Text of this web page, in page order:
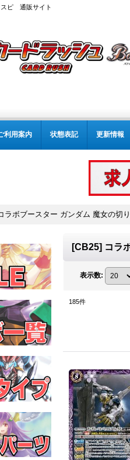
スピ 通販サイト
利用案内 状態表記 更新情報
ラボブースター ガンダム 魔女の切
[CB25] コラ
表示数:
185件